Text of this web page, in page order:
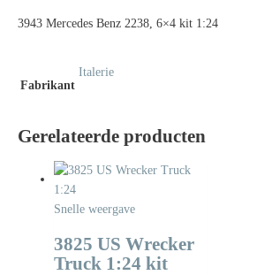
3943 Mercedes Benz 2238, 6×4 kit 1:24
Fabrikant
Italerie
Gerelateerde producten
Snelle weergave
3825 US Wrecker
Truck 1:24 kit